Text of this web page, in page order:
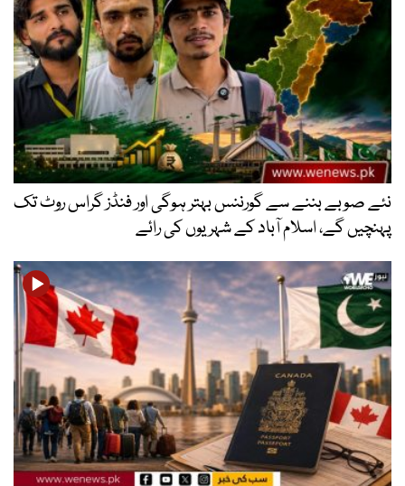
بننے سے گورننس بہتر ہوگی اور فنڈز گراس روٹ تک
اسلام آباد کے شہریوں کی رائے